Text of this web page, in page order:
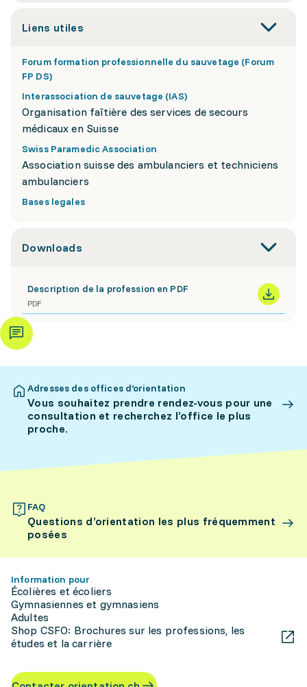
Liens utiles
Forum formation professionnelle du sauvetage (Forum
FP DS)
Interassociation de sauvetage (IAS)
Organisation faîtière des services de secours
médicaux en Suisse
Swiss Paramedic Association
Association suisse des ambulanciers et techniciens
ambulanciers
Bases legales
Downloads
Description de la profession en PDF
PDF
Adresses des offices d’orientation
Vous souhaitez prendre rendez-vous pour une
consultation et recherchez l’office le plus
proche.
FAQ
Questions d’orientation les plus fréquemment
posées
Information pour
Écolières et écoliers
Gymnasiennes et gymnasiens
Adultes
Shop CSFO: Brochures sur les professions, les
études et la carrière